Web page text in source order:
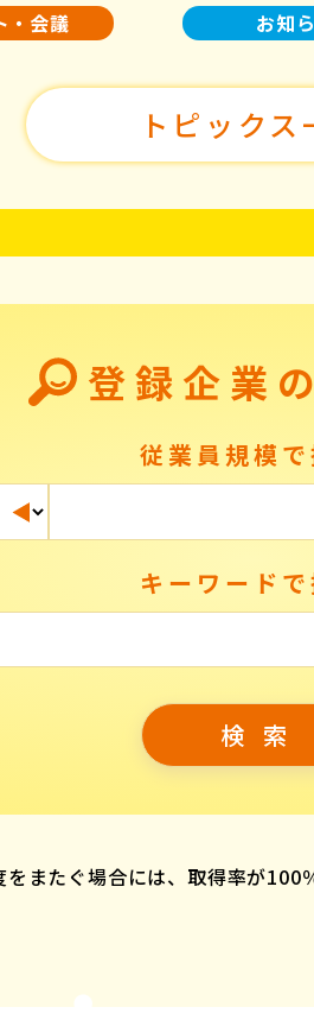
・会議
お知
トピックス
登録企業
従業員規模で
キーワードで
またぐ場合には、取得率が100